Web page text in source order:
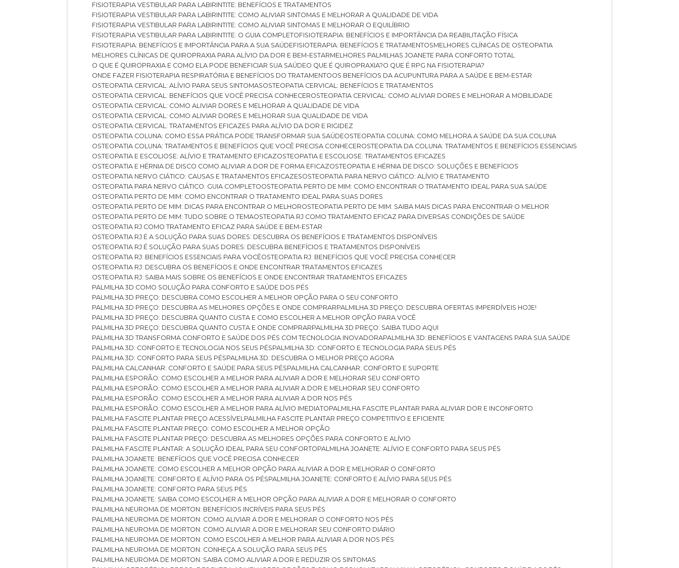
FISIOTERAPIA VESTIBULAR PARA LABIRINTITE: BENEFÍCIOS E TRATAMENTOS
FISIOTERAPIA VESTIBULAR PARA LABIRINTITE: COMO ALIVIAR SINTOMAS E MELHORAR A QUALIDADE DE VIDA
FISIOTERAPIA VESTIBULAR PARA LABIRINTITE: COMO ALIVIAR SINTOMAS E MELHORAR O EQUILÍBRIO
FISIOTERAPIA VESTIBULAR PARA LABIRINTITE: O GUIA COMPLETO
FISIOTERAPIA: BENEFÍCIOS E IMPORTÂNCIA DA REABILITAÇÃO FÍSICA
FISIOTERAPIA: BENEFÍCIOS E IMPORTÂNCIA PARA A SUA SAÚDE FISIOTERAPIA: BENEFÍCIOS E TRATAMENTOS
MELHORES CLÍNICAS DE OSTEOPATIA
MELHORES CLÍNICAS DE QUIROPRAXIA PARA ALÍVIO DA DOR E BEM-ESTAR
MELHORES PALMILHAS JOANETE PARA CONFORTO TOTAL
O QUE É QUIROPRAXIA E COMO ELA PODE BENEFICIAR SUA SAÚDE
O QUE É QUIROPRAXIA?
O QUE É RPG NA FISIOTERAPIA?
ONDE FAZER FISIOTERAPIA RESPIRATÓRIA E BENEFÍCIOS DO TRATAMENTO
OS BENEFÍCIOS DA ACUPUNTURA PARA A SAÚDE E BEM-ESTAR
OSTEOPATIA CERVICAL: ALÍVIO PARA SEUS SINTOMAS
OSTEOPATIA CERVICAL: BENEFÍCIOS E TRATAMENTOS
OSTEOPATIA CERVICAL: BENEFÍCIOS QUE VOCÊ PRECISA CONHECER
OSTEOPATIA CERVICAL: COMO ALIVIAR DORES E MELHORAR A MOBILIDADE
OSTEOPATIA CERVICAL: COMO ALIVIAR DORES E MELHORAR A QUALIDADE DE VIDA
OSTEOPATIA CERVICAL: COMO ALIVIAR DORES E MELHORAR SUA QUALIDADE DE VIDA
OSTEOPATIA CERVICAL: TRATAMENTOS EFICAZES PARA ALÍVIO DA DOR E RIGIDEZ
OSTEOPATIA COLUNA: COMO ESSA PRÁTICA PODE TRANSFORMAR SUA SAÚDE
OSTEOPATIA COLUNA: COMO MELHORA A SAÚDE DA SUA COLUNA
OSTEOPATIA COLUNA: TRATAMENTOS E BENEFÍCIOS QUE VOCÊ PRECISA CONHECER
OSTEOPATIA DA COLUNA: TRATAMENTOS E BENEFÍCIOS ESSENCIAIS
OSTEOPATIA E ESCOLIOSE: ALÍVIO E TRATAMENTO EFICAZ
OSTEOPATIA E ESCOLIOSE: TRATAMENTOS EFICAZES
OSTEOPATIA E HÉRNIA DE DISCO COMO ALIVIAR A DOR DE FORMA EFICAZ
OSTEOPATIA E HÉRNIA DE DISCO: SOLUÇÕES E BENEFÍCIOS
OSTEOPATIA NERVO CIÁTICO: CAUSAS E TRATAMENTOS EFICAZES
OSTEOPATIA PARA NERVO CIÁTICO: ALÍVIO E TRATAMENTO
OSTEOPATIA PARA NERVO CIÁTICO: GUIA COMPLETO
OSTEOPATIA PERTO DE MIM: COMO ENCONTRAR O TRATAMENTO IDEAL PARA SUA SAÚDE
OSTEOPATIA PERTO DE MIM: COMO ENCONTRAR O TRATAMENTO IDEAL PARA SUAS DORES
OSTEOPATIA PERTO DE MIM: DICAS PARA ENCONTRAR O MELHOR
OSTEOPATIA PERTO DE MIM: SAIBA MAIS DICAS PARA ENCONTRAR O MELHOR
OSTEOPATIA PERTO DE MIM: TUDO SOBRE O TEMA
OSTEOPATIA RJ COMO TRATAMENTO EFICAZ PARA DIVERSAS CONDIÇÕES DE SAÚDE
OSTEOPATIA RJ COMO TRATAMENTO EFICAZ PARA SAÚDE E BEM-ESTAR
OSTEOPATIA RJ É A SOLUÇÃO PARA SUAS DORES: DESCUBRA OS BENEFÍCIOS E TRATAMENTOS DISPONÍVEIS
OSTEOPATIA RJ É SOLUÇÃO PARA SUAS DORES: DESCUBRA BENEFÍCIOS E TRATAMENTOS DISPONÍVEIS
OSTEOPATIA RJ: BENEFÍCIOS ESSENCIAIS PARA VOCÊ
OSTEOPATIA RJ: BENEFÍCIOS QUE VOCÊ PRECISA CONHECER
OSTEOPATIA RJ: DESCUBRA OS BENEFÍCIOS E ONDE ENCONTRAR TRATAMENTOS EFICAZES
OSTEOPATIA RJ: SAIBA MAIS SOBRE OS BENEFÍCIOS E ONDE ENCONTRAR TRATAMENTOS EFICAZES
PALMILHA 3D COMO SOLUÇÃO PARA CONFORTO E SAÚDE DOS PÉS
PALMILHA 3D PREÇO: DESCUBRA COMO ESCOLHER A MELHOR OPÇÃO PARA O SEU CONFORTO
PALMILHA 3D PREÇO: DESCUBRA AS MELHORES OPÇÕES E ONDE COMPRAR
PALMILHA 3D PREÇO: DESCUBRA OFERTAS IMPERDÍVEIS HOJE!
PALMILHA 3D PREÇO: DESCUBRA QUANTO CUSTA E COMO ESCOLHER A MELHOR OPÇÃO PARA VOCÊ
PALMILHA 3D PREÇO: DESCUBRA QUANTO CUSTA E ONDE COMPRAR
PALMILHA 3D PREÇO: SAIBA TUDO AQUI
PALMILHA 3D TRANSFORMA CONFORTO E SAÚDE DOS PÉS COM TECNOLOGIA INOVADORA PALMILHA 3D: BENEFÍCIOS E VANTAGENS PARA SUA SAÚDE
PALMILHA 3D: CONFORTO E TECNOLOGIA NOS SEUS PÉS
PALMILHA 3D: CONFORTO E TECNOLOGIA PARA SEUS PÉS
PALMILHA 3D: CONFORTO PARA SEUS PÉS
PALMILHA 3D: DESCUBRA O MELHOR PREÇO AGORA
PALMILHA CALCANHAR: CONFORTO E SAÚDE PARA SEUS PÉS
PALMILHA CALCANHAR: CONFORTO E SUPORTE
PALMILHA ESPORÃO: COMO ESCOLHER A MELHOR PARA ALIVIAR A DOR E MELHORAR SEU CONFORTO
PALMILHA ESPORÃO: COMO ESCOLHER A MELHOR PARA ALIVIAR A DOR E MELHORAR SEU CONFORTO
PALMILHA ESPORÃO: COMO ESCOLHER A MELHOR PARA ALIVIAR A DOR NOS PÉS
PALMILHA ESPORÃO: COMO ESCOLHER A MELHOR PARA ALÍVIO IMEDIATO
PALMILHA FASCITE PLANTAR PARA ALIVIAR DOR E INCONFORTO
PALMILHA FASCITE PLANTAR PREÇO ACESSÍVEL PALMILHA FASCITE PLANTAR PREÇO COMPETITIVO E EFICIENTE
PALMILHA FASCITE PLANTAR PREÇO: COMO ESCOLHER A MELHOR OPÇÃO
PALMILHA FASCITE PLANTAR PREÇO: DESCUBRA AS MELHORES OPÇÕES PARA CONFORTO E ALÍVIO
PALMILHA FASCITE PLANTAR: A SOLUÇÃO IDEAL PARA SEU CONFORTO
PALMILHA JOANETE: ALÍVIO E CONFORTO PARA SEUS PÉS
PALMILHA JOANETE: BENEFÍCIOS QUE VOCÊ PRECISA CONHECER
PALMILHA JOANETE: COMO ESCOLHER A MELHOR OPÇÃO PARA ALIVIAR A DOR E MELHORAR O CONFORTO
PALMILHA JOANETE: CONFORTO E ALÍVIO PARA OS PÉS
PALMILHA JOANETE: CONFORTO E ALÍVIO PARA SEUS PÉS
PALMILHA JOANETE: CONFORTO PARA SEUS PÉS
PALMILHA JOANETE: SAIBA COMO ESCOLHER A MELHOR OPÇÃO PARA ALIVIAR A DOR E MELHORAR O CONFORTO
PALMILHA NEUROMA DE MORTON: BENEFÍCIOS INCRÍVEIS PARA SEUS PÉS
PALMILHA NEUROMA DE MORTON: COMO ALIVIAR A DOR E MELHORAR O CONFORTO NOS PÉS
PALMILHA NEUROMA DE MORTON: COMO ALIVIAR A DOR E MELHORAR SEU CONFORTO DIÁRIO
PALMILHA NEUROMA DE MORTON: COMO ESCOLHER A MELHOR PARA ALIVIAR A DOR NOS PÉS
PALMILHA NEUROMA DE MORTON: CONHEÇA A SOLUÇÃO PARA SEUS PÉS
PALMILHA NEUROMA DE MORTON: SAIBA COMO ALIVIAR A DOR E REDUZIR OS SINTOMAS